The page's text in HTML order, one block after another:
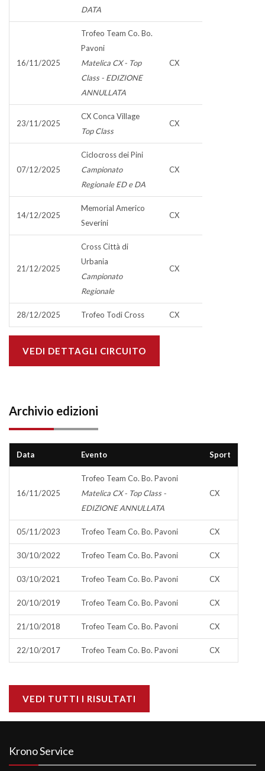
DATA
16/11/2025
Trofeo Team Co. Bo.
Pavoni
Matelica CX - Top
Class - EDIZIONE
ANNULLATA
CX
23/11/2025
CX Conca Village
Top Class
CX
07/12/2025
Ciclocross dei Pini
Campionato
Regionale ED e DA
CX
14/12/2025
Memorial Americo
Severini
CX
21/12/2025
Cross Città di
Urbania
Campionato
Regionale
CX
28/12/2025 Trofeo Todi Cross CX
VEDI DETTAGLI CIRCUITO
Archivio edizioni
Data Evento Sport
16/11/2025
Trofeo Team Co. Bo. Pavoni
Matelica CX - Top Class -
EDIZIONE ANNULLATA
CX
05/11/2023 Trofeo Team Co. Bo. Pavoni CX
30/10/2022 Trofeo Team Co. Bo. Pavoni CX
03/10/2021 Trofeo Team Co. Bo. Pavoni CX
20/10/2019 Trofeo Team Co. Bo. Pavoni CX
21/10/2018 Trofeo Team Co. Bo. Pavoni CX
22/10/2017 Trofeo Team Co. Bo. Pavoni CX
VEDI TUTTI I RISULTATI
Krono Service